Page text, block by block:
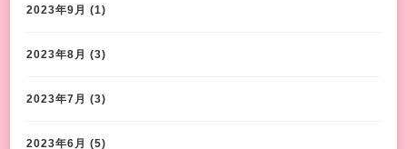
2023年9月 (1)
2023年8月 (3)
2023年7月 (3)
2023年6月 (5)